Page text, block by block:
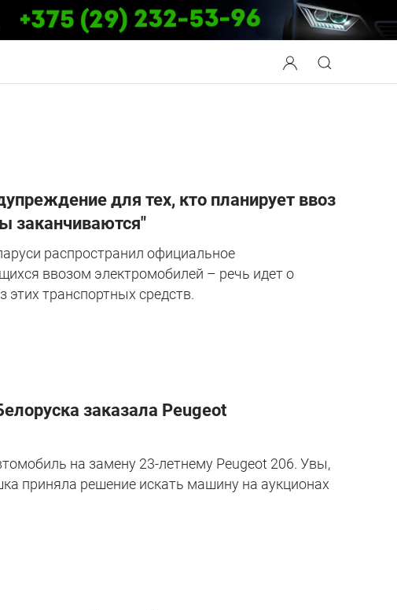
для тех, кто планирует ввоз
заканчиваются"
распространил официальное
ввозом электромобилей – речь идет о
транспортных средств.
заказала Peugeot
на замену 23-летнему Peugeot 206. Увы,
приняла решение искать машину на аукционах